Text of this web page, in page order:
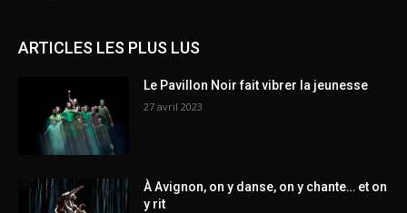
ARTICLES LES PLUS LUS
Le Pavillon Noir fait vibrer la jeunesse
27 avril 2023
À Avignon, on y danse, on y chante… et on
y rit